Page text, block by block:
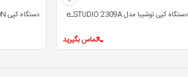
دستگاه کپی توشیبا مدل e_STUDIO 2309A
تماس بگیرید
دستگاه کپی AR-6020N شارپ